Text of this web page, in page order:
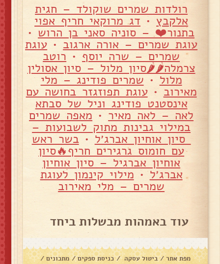
רולדות שמרים שוקולד – חגית
אלקבץ • דג מרוקאי חריף אפוי
בתנור❤ – סוניה סאני בן הרוש •
עוגת שמרים – אורה ארגוב • עוגת
שמרים – שרה יוסף • רוטב
צרמלה🌶🌶סיון מלול – סיון אסולין
מלול • שמרים פודינג – מלי
מאירוב •עוגת תפוזגזר בחושה עם
אינסטנט פודינג וניל של סבתא
לאה – לאה מאיר • מאפה שמרים
במילוי גבינות מתוק לשבועות –
סיון אוחיון אברג׳ל •בשר ראש
עם חומוס גרגירים חריף🔥סיון
אוחיון אברגיל – סיון אוחיון
אברג׳ל • מילוי קינמון לעוגת
שמרים – מלי מאירוב
עוד באמהות מבשלות ביחד
מפת אתר/ ביטול עסקה/ כניסת ספקים/ מתכונים /